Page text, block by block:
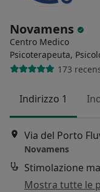
Novamens
Centro Medico
Psicoterapeuta,
173
Indirizzo 1
Via del Porto
Novamens
Stimolazione
Mostra tutte le